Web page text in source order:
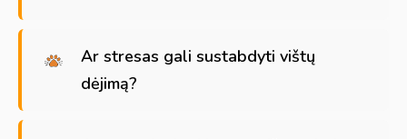
Ar stresas gali sustabdyti vištų
dėjimą?